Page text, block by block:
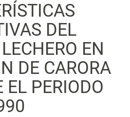
DEL
EN
DE CARORA
EL PERIODO